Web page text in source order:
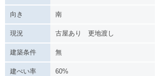
向き 南
現況 古屋あり 更地渡し
建築条件 無
建ぺい率 60%